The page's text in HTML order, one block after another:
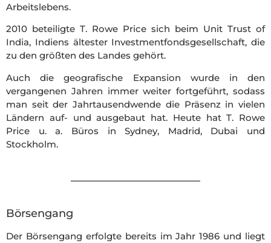
Arbeitslebens.
2010 beteiligte T. Rowe Price sich beim Unit Trust of
India, Indiens ältester Investmentfondsgesellschaft, die
zu den größten des Landes gehört.
Auch die geografische Expansion wurde in den
vergangenen Jahren immer weiter fortgeführt, sodass
man seit der Jahrtausendwende die Präsenz in vielen
Ländern auf- und ausgebaut hat. Heute hat T. Rowe
Price u. a. Büros in Sydney, Madrid, Dubai und
Stockholm.
Börsengang
Der Börsengang erfolgte bereits im Jahr 1986 und liegt